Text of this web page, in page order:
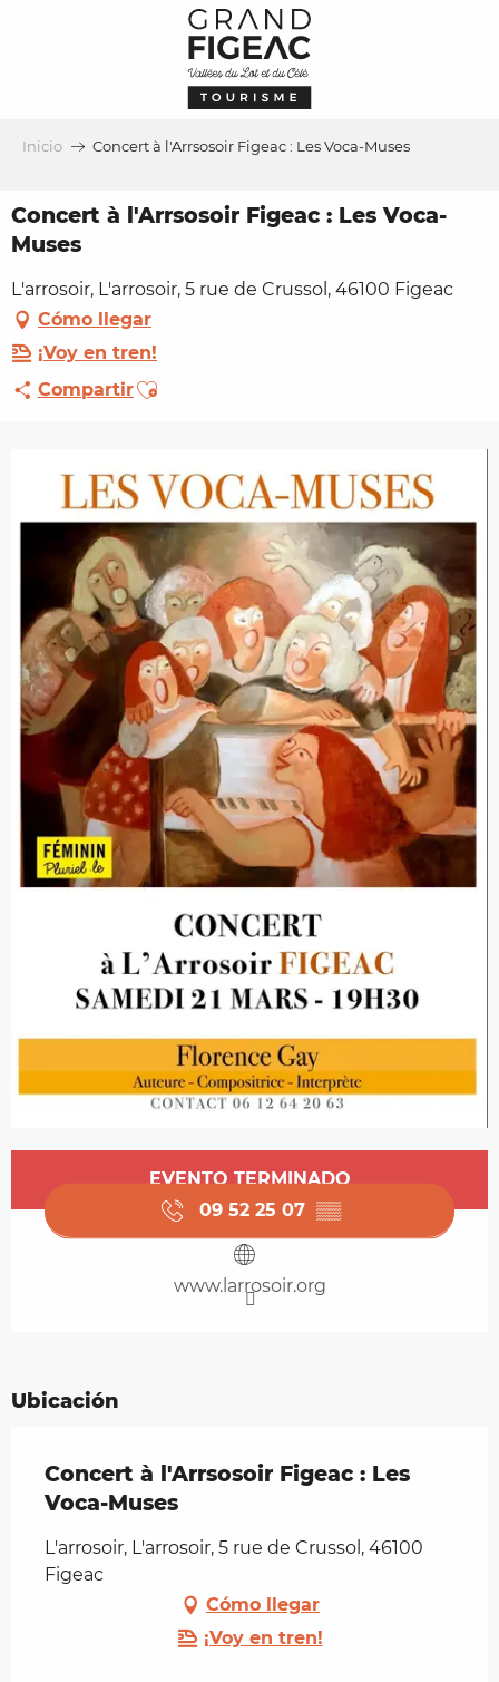
Inicio Concert à l'Arrsosoir Figeac : Les Voca-Muses
Concert à l'Arrsosoir Figeac : Les Voca-
Muses
L'arrosoir, L'arrosoir, 5 rue de Crussol, 46100 Figeac
Cómo llegar
¡Voy en tren!
CompartirAjouter aux favoris
Horarios y datos de contacto
EVENTO TERMINADO
09 52 25 07 ▒▒
www.larrosoir.org
Ubicación
Concert à l'Arrsosoir Figeac : Les
Voca-Muses
L'arrosoir, L'arrosoir, 5 rue de Crussol, 46100
Figeac
Cómo llegar
¡Voy en tren!